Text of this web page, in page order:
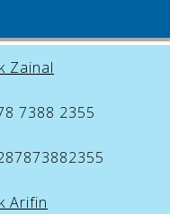
Zainal
7388 2355
Arifin